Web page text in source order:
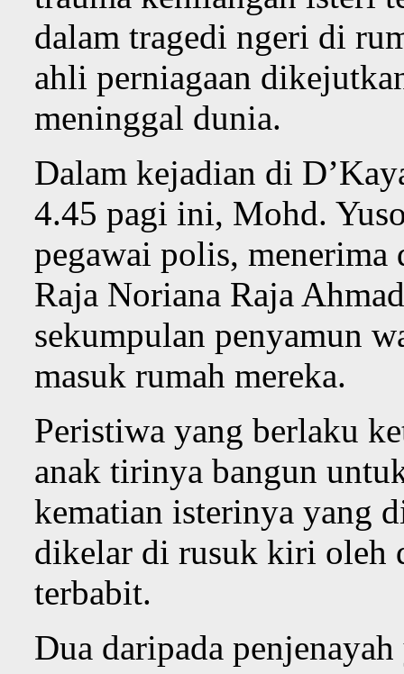
dalam tragedi ngeri di
ahli perniagaan
meninggal dunia.
Dalam kejadian di
4.45 pagi ini, Mohd.
pegawai polis, menerima
Raja Noriana Raja
sekumpulan penyamun
masuk rumah mereka.
Peristiwa yang berlaku
anak tirinya bangun
kematian isterinya yang
dikelar di rusuk kiri oleh
terbabit.
Dua daripada